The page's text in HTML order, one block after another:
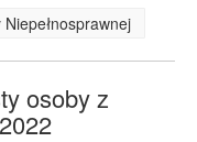
osoby z